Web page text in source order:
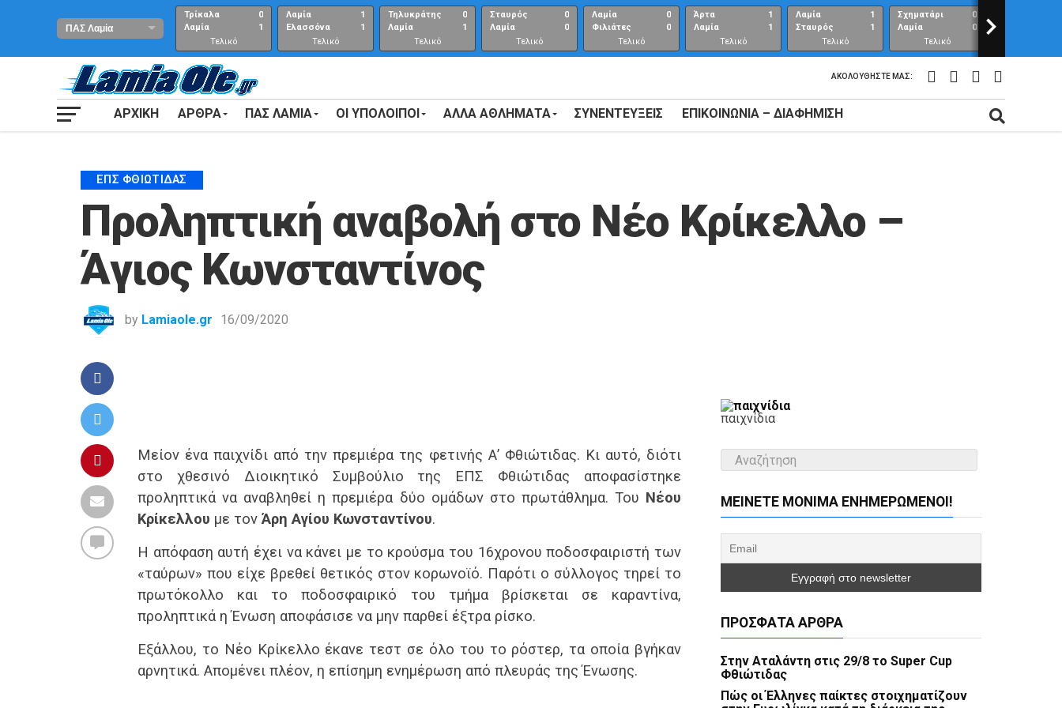
Τρίκαλα
Λαμία
0
1
Τελικό
αποτέλεσμα
Λαμία
Ελασσόνα
1
1
Τελικό
Αποτέλεσμα
Τηλυκράτης
Λαμία
0
1
Τελικό
αποτέλεσμα
Σταυρός
Λαμία
0
0
Τελικό
αποτέλεσμα
Λαμία
Φιλιάτες
0
0
Τελικό
Αποτέλεσμα
Άρτα
Λαμία
1
1
Τελικό
αποτέλεσμα
Λαμία
Σταυρός
1
1
Τελικό
αποτέλεσμα
Σχηματάρι
Λαμία
0
0
Τελικό
αποτέλεσμα
>
ΑΚΟΛΟΥΘΉΣΤΕ ΜΑΣ:
ΑΡΧΙΚΗ ΑΡΘΡΑ ΠΑΣ ΛΑΜΙΑ ΟΙ ΥΠΟΛΟΙΠΟΙ ΑΛΛΑ ΑΘΛΗΜΑΤΑ ΣΥΝΕΝΤΕΎΞΕΙΣ ΕΠΙΚΟΙΝΩΝΊΑ – ΔΙΑΦΉΜΙΣΗ
ΕΠΣ ΦΘΙΏΤΙΔΑΣ
Προληπτική αναβολή στο Νέο Κρίκελλο –
Άγιος Κωνσταντίνος
by Lamiaole.gr 16/09/2020
Μείον ένα παιχνίδι από την πρεμιέρα της φετινής Α’ Φθιώτιδας. Κι αυτό, διότι
στο χθεσινό Διοικητικό Συμβούλιο της ΕΠΣ Φθιώτιδας αποφασίστηκε
προληπτικά να αναβληθεί η πρεμιέρα δύο ομάδων στο πρωτάθλημα. Του Νέου
Κρίκελλου με τον Άρη Αγίου Κωνσταντίνου.
Η απόφαση αυτή έχει να κάνει με το κρούσμα του 16χρονου ποδοσφαιριστή των
«ταύρων» που είχε βρεθεί θετικός στον κορωνοϊό. Παρότι ο σύλλογος τηρεί το
πρωτόκολλο και το ποδοσφαιρικό του τμήμα βρίσκεται σε καραντίνα,
προληπτικά η Ένωση αποφάσισε να μην παρθεί έξτρα ρίσκο.
Εξάλλου, το Νέο Κρίκελλο έκανε τεστ σε όλο του το ρόστερ, τα οποία βγήκαν
αρνητικά. Απομένει πλέον, η επίσημη ενημέρωση από πλευράς της Ένωσης.
παιχνίδια
ΜΕΊΝΕΤΕ ΜΌΝΙΜΑ ΕΝΗΜΕΡΏΜΕΝΟΙ!
ΠΡΌΣΦΑΤΑ ΆΡΘΡΑ
Στην Αταλάντη στις 29/8 το Super Cup
Φθιώτιδας
Πώς οι Έλληνες παίκτες στοιχηματίζουν